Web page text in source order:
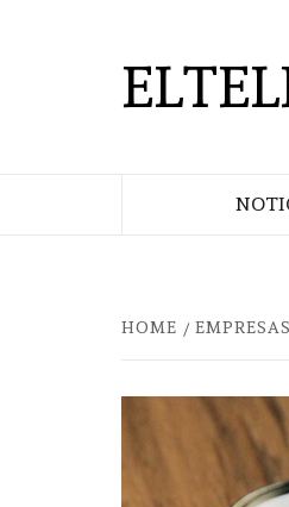
HOME EMPRESAS